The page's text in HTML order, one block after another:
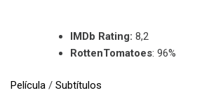
IMDb Rating: 8,2
RottenTomatoes: 96%
Película / Subtítulos